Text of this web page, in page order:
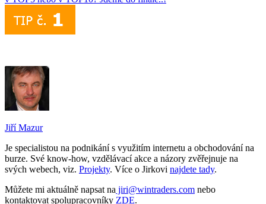
Jiří Mazur
Je specialistou na podnikání s využitím internetu a obchodování na
burze. Své know-how, vzdělávací akce a názory zvěřejnuje na
svých webech, viz. Projekty. Více o Jirkovi najdete tady.
Můžete mi aktuálně napsat na jiri@wintraders.com nebo
kontaktovat spolupracovníky ZDE.